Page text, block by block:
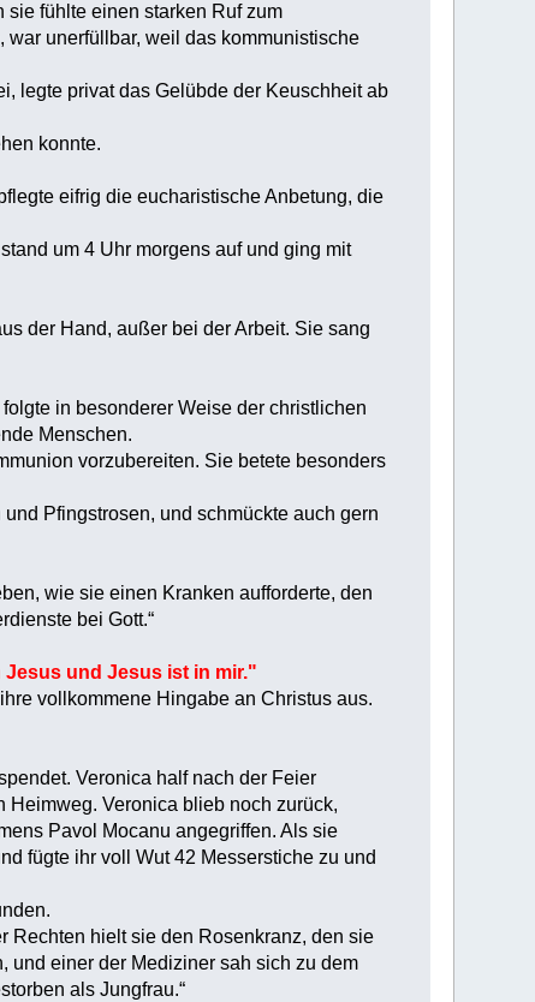
fühlte einen starken Ruf zum
unerfüllbar, weil das kommunistische
legte privat das Gelübde der Keuschheit ab
konnte.
eifrig die eucharistische Anbetung, die
um 4 Uhr morgens auf und ging mit
der Hand, außer bei der Arbeit. Sie sang
in besonderer Weise der christlichen
Menschen.
vorzubereiten. Sie betete besonders
Pfingstrosen, und schmückte auch gern
wie sie einen Kranken aufforderte, den
bei Gott.“
Jesus und Jesus ist in mir."
vollkommene Hingabe an Christus aus.
Veronica half nach der Feier
Veronica blieb noch zurück,
Pavol Mocanu angegriffen. Als sie
fügte ihr voll Wut 42 Messerstiche zu und
Rechten hielt sie den Rosenkranz, den sie
und einer der Mediziner sah sich zu dem
als Jungfrau.“